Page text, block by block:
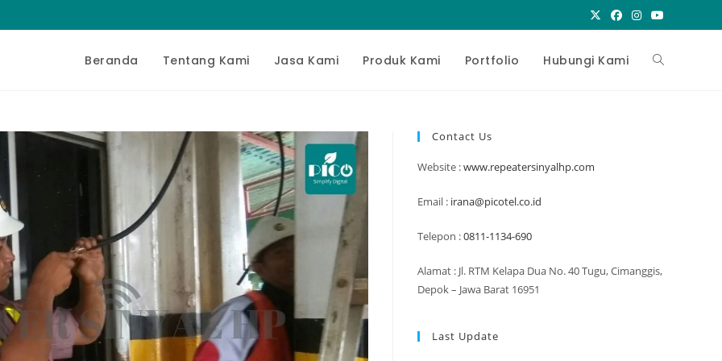
Beranda Tentang Kami Jasa Kami Produk Kami Portfolio Hubungi Kami Toggle
Contact Us
Website :www.repeatersinyalhp.com
Email : irana@picotel.co.id
Telepon :0811-1134-690
Alamat : Jl. RTM Kelapa Dua No. 40 Tugu, Cimanggis,
Depok – Jawa Barat 16951
Last Update